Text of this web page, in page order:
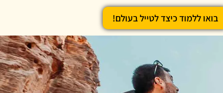
בואו ללמוד כיצד לטייל בעולם!